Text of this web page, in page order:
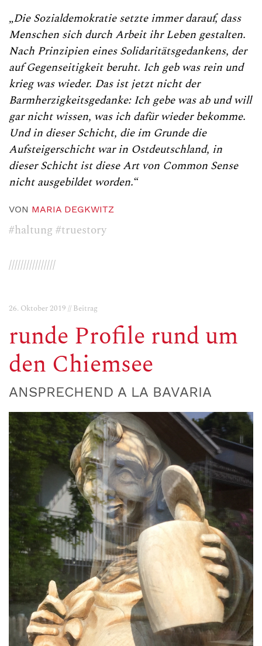
„Die Sozialdemokratie setzte immer darauf, dass
Menschen sich durch Arbeit ihr Leben gestalten.
Nach Prinzipien eines Solidaritätsgedankens, der
auf Gegenseitigkeit beruht. Ich geb was rein und
krieg was wieder. Das ist jetzt nicht der
Barmherzigkeitsgedanke: Ich gebe was ab und will
gar nicht wissen, was ich dafür wieder bekomme.
Und in dieser Schicht, die im Grunde die
Aufsteigerschicht war in Ostdeutschland, in
dieser Schicht ist diese Art von Common Sense
nicht ausgebildet worden.“
VON MARIA DEGKWITZ
#haltung #truestory
////////////////
26. Oktober 2019 // Beitrag
runde Profile rund um
den Chiemsee
ANSPRECHEND A LA BAVARIA